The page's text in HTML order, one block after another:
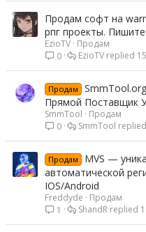
Продам софт на
рпг проекты. Пишите
EzioTV Продам
0
EzioTV
Продам
Прямой Поставщик
SmmTool
Продам
0
SmmTool
Продам
MVS —
автоматической
IOS/Android
Freddyde
Продам
1
ShandR